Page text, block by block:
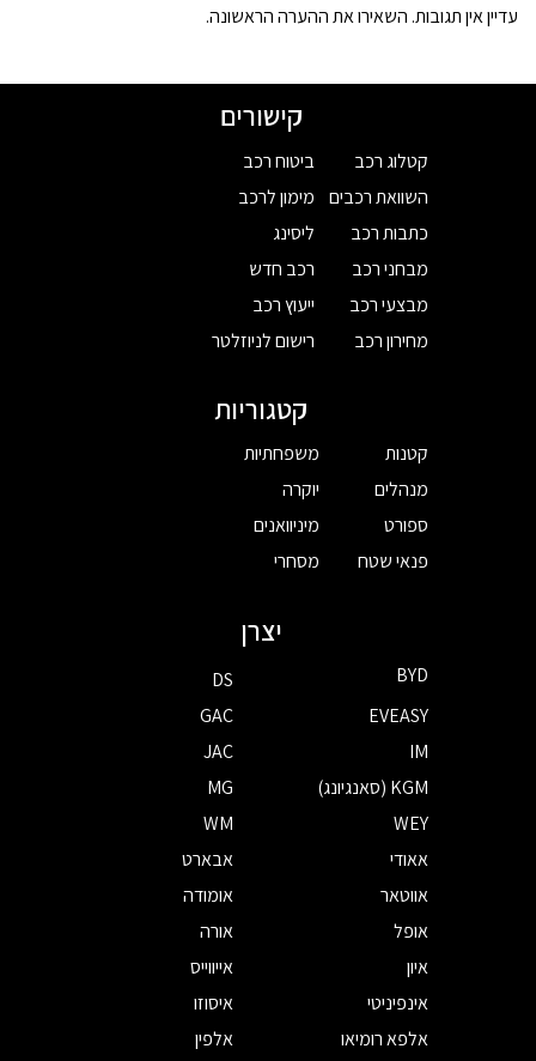
עדיין אין תגובות. השאירו את ההערה הראשונה.
קישורים
קטלוג רכב
השוואת רכבים
כתבות רכב
מבחני רכב
מבצעי רכב
מחירון רכב
ביטוח רכב
מימון לרכב
ליסינג
רכב חדש
ייעוץ רכב
רישום לניוזלטר
קטגוריות
קטנות
מנהלים
ספורט
פנאי שטח
משפחתיות
יוקרה
מיניוואנים
מסחרי
יצרן
BYD
DS
EVEASY
GAC
IM
JAC
KGM (סאנגיונג)
MG
WEY
WM
אאודי
אבארט
אווטאר
אומודה
אופל
אורה
איון
אייווייס
אינפיניטי
איסוזו
אלפא רומיאו
אלפין